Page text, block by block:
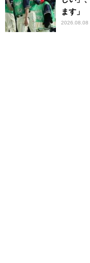
ます」
2026.08.08